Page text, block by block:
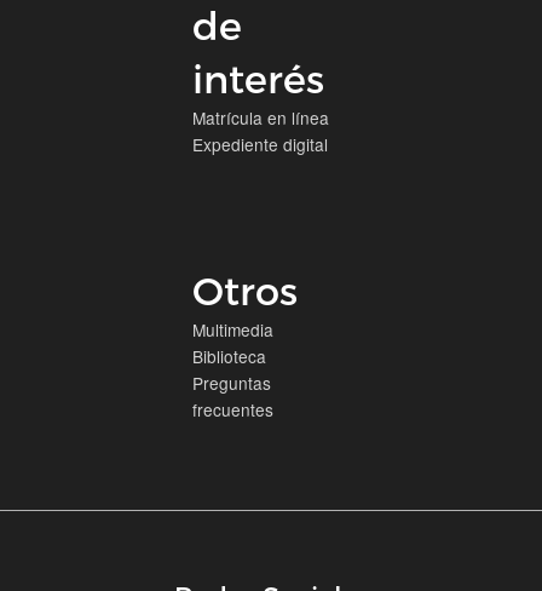
de
interés
Matrícula en línea
Expediente digital
Otros
Multimedia
Biblioteca
Preguntas
frecuentes